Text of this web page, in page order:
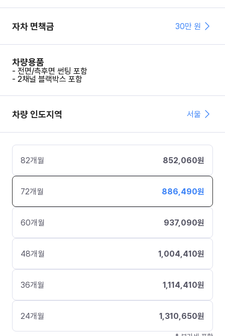
자차 면책금 30만 원
차량용품
- 전면/측후면 썬팅 포함
- 2채널 블랙박스 포함
차량 인도지역 서울
82개월 852,060원
72개월 886,490원
60개월 937,090원
48개월 1,004,410원
36개월 1,114,410원
24개월 1,310,650원